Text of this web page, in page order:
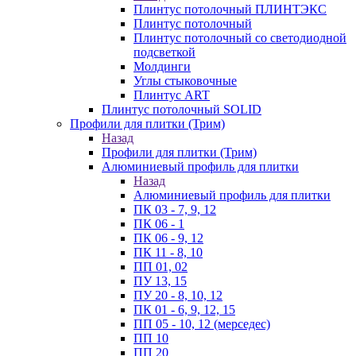
Плинтус потолочный ПЛИНТЭКС
Плинтус потолочный
Плинтус потолочный со светодиодной
подсветкой
Молдинги
Углы стыковочные
Плинтус ART
Плинтус потолочный SOLID
Профили для плитки (Трим)
Назад
Профили для плитки (Трим)
Алюминиевый профиль для плитки
Назад
Алюминиевый профиль для плитки
ПК 03 - 7, 9, 12
ПК 06 - 1
ПК 06 - 9, 12
ПК 11 - 8, 10
ПП 01, 02
ПУ 13, 15
ПУ 20 - 8, 10, 12
ПК 01 - 6, 9, 12, 15
ПП 05 - 10, 12 (мерседес)
ПП 10
ПП 20